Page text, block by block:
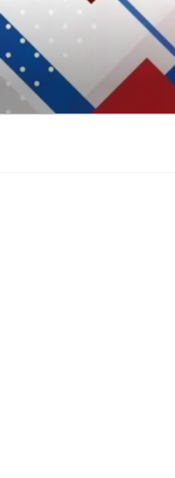
Aller
au
contenu
principal